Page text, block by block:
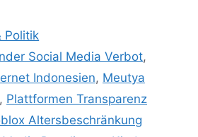
Politik
Social Media Verbot,
Indonesien, Meutya
, Plattformen Transparenz
Altersbeschränkung